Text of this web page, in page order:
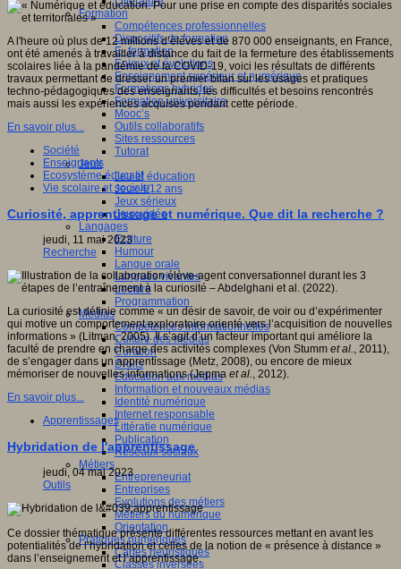
Formation
Compétences professionnelles
Dispositifs de formation
E- formation
Enjeux et évolutions
Enseignement supérieur et numérique
Formations hybrides
Formation universitaire
Mooc’s
Outils collaboratifs
Sites ressources
Tutorat
Jeux
Jeu et éducation
Jeux 4/12 ans
Jeux sérieux
Jeux vidéo
Langages
Ecriture
Humour
Langue orale
Langues vivantes
Lecture
Programmation
Médias
Compétences informationnelles
Culture des médias
Curation
Droits
Education aux médias
Information et nouveaux médias
Identité numérique
Internet responsable
Littératie numérique
Publication
Réseaux sociaux
Métiers
Entrepreneuriat
Entreprises
Evolutions des métiers
Métiers du numérique
Orientation
Pratiques numériques
Cartes heuristiques
Classes inversées
A l'heure où plus de 12 millions d’élèves et de 870 000 enseignants, en France,
ont été amenés à travailler à distance du fait de la fermeture des établissements
scolaires liée à la pandémie de la COVID-19, voici les résultats de différents
travaux permettant de dresser un premier bilan sur les usages et pratiques
techno-pédagogiques des enseignants, les difficultés et besoins rencontrés
mais aussi les expériences acquises pendant cette période.
En savoir plus...
Société
Enseignants
Ecosystème éducatif
Vie scolaire et sociale
Curiosité, apprentissage et numérique. Que dit la recherche ?
jeudi, 11 mai 2023
Recherche
La curiosité est définie comme « un désir de savoir, de voir ou d’expérimenter
qui motive un comportement exploratoire orienté vers l’acquisition de nouvelles
informations » (Litman, 2005). Il s’agit d’un facteur important qui améliore la
faculté de prendre en charge des activités complexes (Von Stumm et al., 2011),
de s’engager dans un apprentissage (Metz, 2008), ou encore de mieux
mémoriser de nouvelles informations (Jepma et al., 2012).
En savoir plus...
Apprentissages
Hybridation de l'apprentissage
jeudi, 04 mai 2023
Outils
Ce dossier thématique présente différentes ressources mettant en avant les
potentialités de l’hybridation et celles de la notion de « présence à distance »
dans l’enseignement et l’apprentissage.